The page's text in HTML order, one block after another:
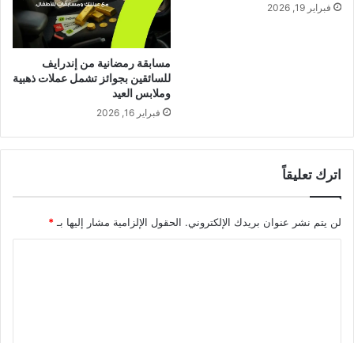
فبراير 19, 2026
مسابقة رمضانية من إندرايف
للسائقين بجوائز تشمل عملات ذهبية
وملابس العيد
فبراير 16, 2026
اترك تعليقاً
لن يتم نشر عنوان بريدك الإلكتروني. الحقول الإلزامية مشار إليها بـ *